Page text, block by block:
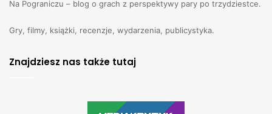
Na Pograniczu – blog o grach z perspektywy pary po trzydziestce.
Gry, filmy, książki, recenzje, wydarzenia, publicystyka.
Znajdziesz nas także tutaj